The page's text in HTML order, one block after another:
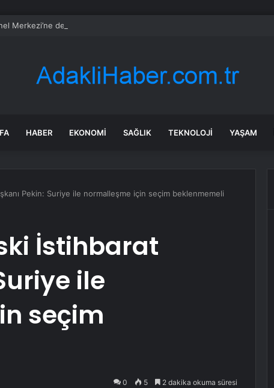
Merkezi’ne de pavyon fedaisi götürülmüş
HABER EKONOMI SAĞLIK TEKNOLOJI YAŞAM
Pekin: Suriye ile normalleşme için seçim beklenmemeli
İstihbarat
ile
seçim
0 5 2 dakika okuma süresi